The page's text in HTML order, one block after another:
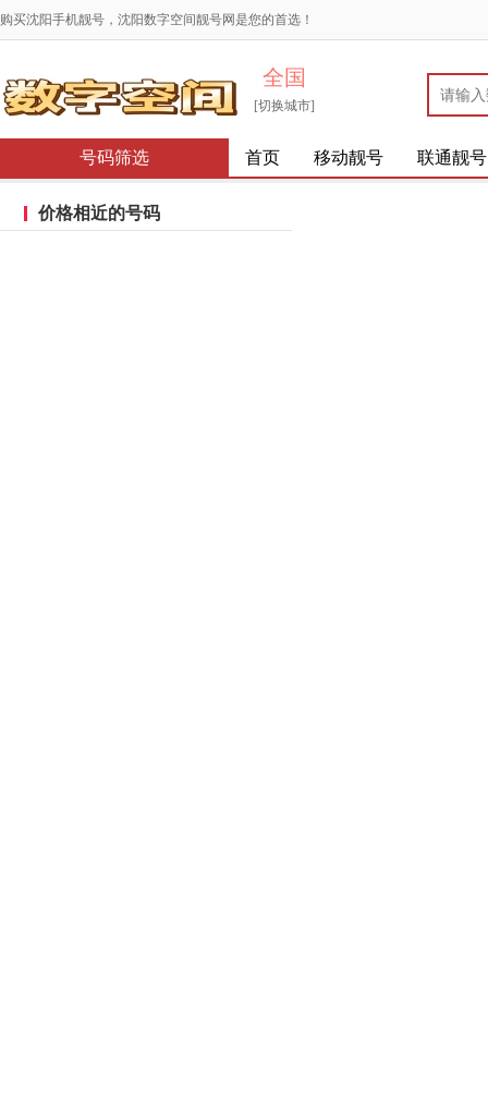
购买沈阳手机靓号，沈阳数字空间靓号网是您的首选！
全国
[切换城市]
号码筛选 首页 移动靓号 联通靓号
价格相近的号码